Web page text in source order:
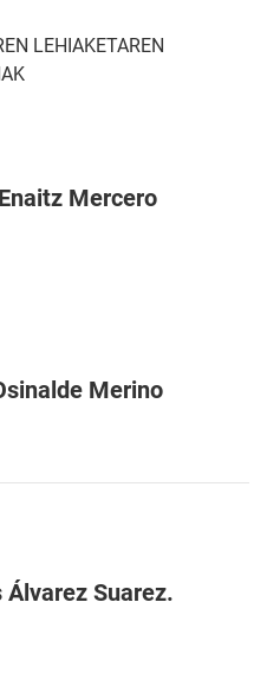
LEHIAKETAREN
Mercero
Merino
Suarez.